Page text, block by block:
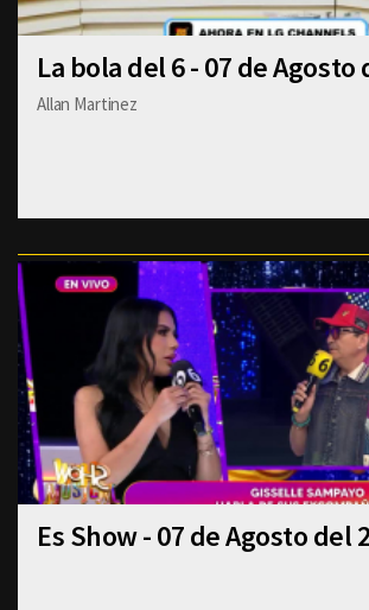
La bola del 6 - 07 de Agosto
Allan Martinez
Es Show - 07 de Agosto del